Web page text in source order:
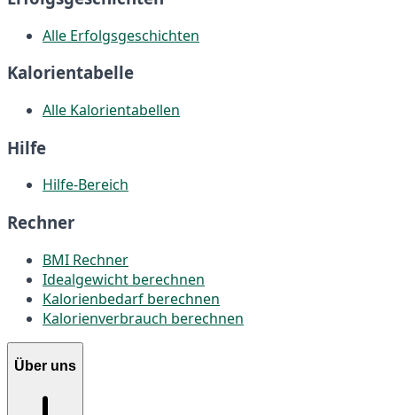
Alle Erfolgsgeschichten
Kalorientabelle
Alle Kalorientabellen
Hilfe
Hilfe-Bereich
Rechner
BMI Rechner
Idealgewicht berechnen
Kalorienbedarf berechnen
Kalorienverbrauch berechnen
Über uns